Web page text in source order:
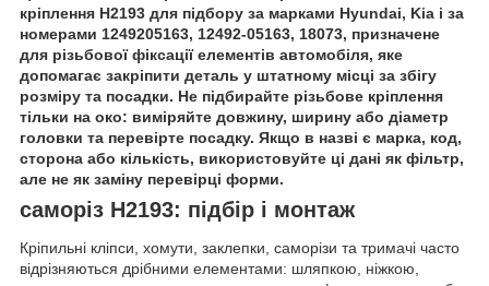
кріплення H2193 для підбору за марками Hyundai, Kia і за
номерами 1249205163, 12492-05163, 18073, призначене
для різьбової фіксації елементів автомобіля, яке
допомагає закріпити деталь у штатному місці за збігу
розміру та посадки. Не підбирайте різьбове кріплення
тільки на око: виміряйте довжину, ширину або діаметр
головки та перевірте посадку. Якщо в назві є марка, код,
сторона або кількість, використовуйте ці дані як фільтр,
але не як заміну перевірці форми.
саморіз H2193: підбір і монтаж
Кріпильні кліпси, хомути, заклепки, саморізи та тримачі часто
відрізняються дрібними елементами: шляпкою, ніжкою,